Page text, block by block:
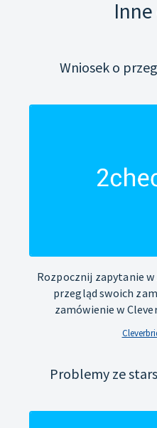
Wniosek o
Rozpocznij zapytanie w
przegląd swoich
zamówienie w
Problemy ze